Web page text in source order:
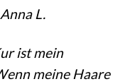
L.
ist mein
meine Haare